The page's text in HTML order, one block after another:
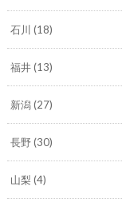
石川 (18)
福井(13)
新潟(27)
長野(30)
山梨 (4)